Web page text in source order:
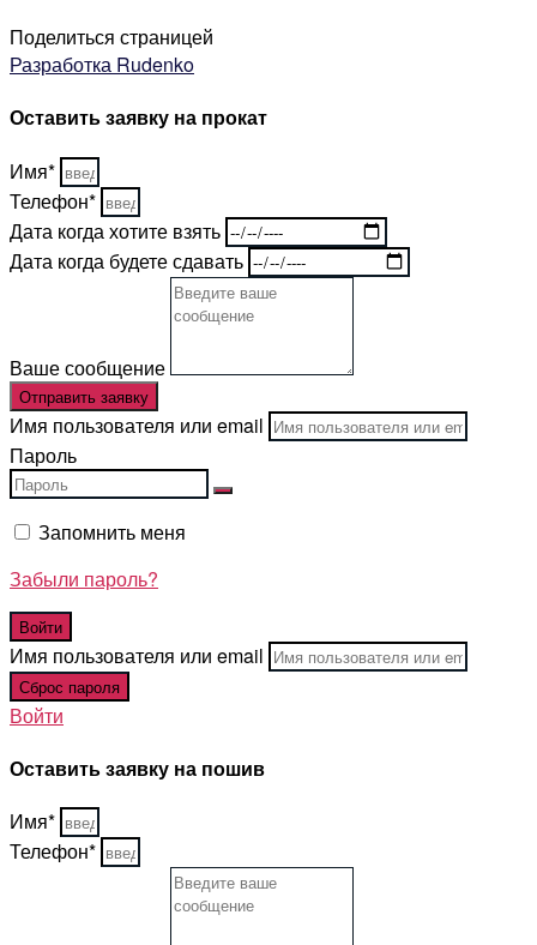
Поделиться страницей
Разработка Rudenko
Оставить заявку на прокат
Имя*
Телефон*
Дата когда хотите взять
Дата когда будете сдавать
Ваше сообщение
Отправить заявку
Имя пользователя или email
Пароль
Запомнить меня
Забыли пароль?
Имя пользователя или email
Войти
Оставить заявку на пошив
Имя*
Телефон*